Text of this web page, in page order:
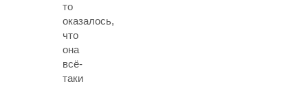
то
оказалось,
что
она
всё-
таки